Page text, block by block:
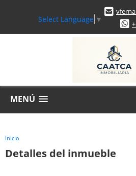
Select Language ▼
MENÚ
Inicio
Detalles del inmueble